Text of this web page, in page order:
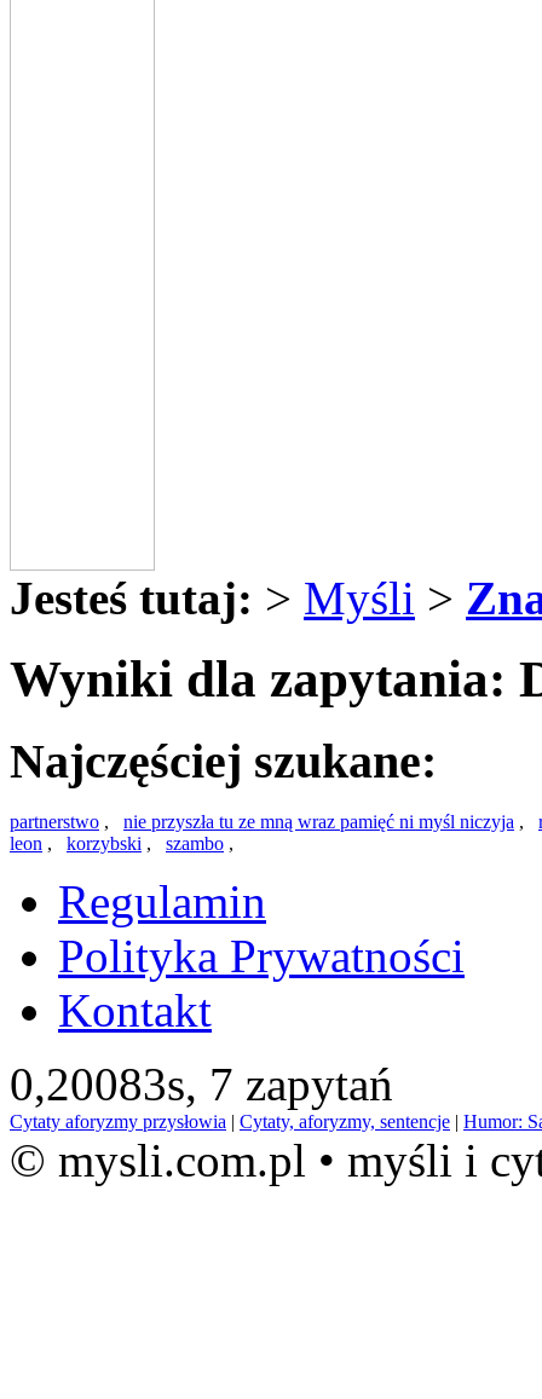
Jesteś tutaj: > Myśli >
Wyniki dla zapytania:
Najczęściej szukane:
partnerstwo , nie przyszła tu ze mną wraz pamięć ni myśl niczyja ,
leon , korzybski , szambo ,
Regulamin
Polityka Prywatności
Kontakt
0,20083s, 7 zapytań
Cytaty aforyzmy przysłowia | Cytaty, aforyzmy, sentencje | Humor:
© mysli.com.pl • myśli i